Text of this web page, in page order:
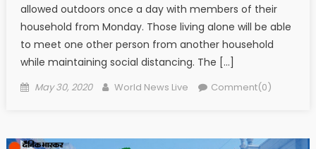
allowed outdoors once a day with members of their
household from Monday. Those living alone will be able
to meet one other person from another household
while maintaining social distancing. The […]
Posted on
May 30, 2020 Author
World News Live Comment(0)